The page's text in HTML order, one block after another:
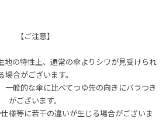
【ご注意】
の特性上、通常の傘よりシワが見受けられ
場合がございます。
般的な傘に比べてつゆ先の向きにバラつき
がございます。
様等に若干の違いが生じる場合がございま